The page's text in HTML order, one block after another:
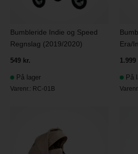
Bumbleride Indie og Speed
Regnslag (2019/2020)
549 kr.
På lager
Varenr.: RC-01B
Era/
1.999
På